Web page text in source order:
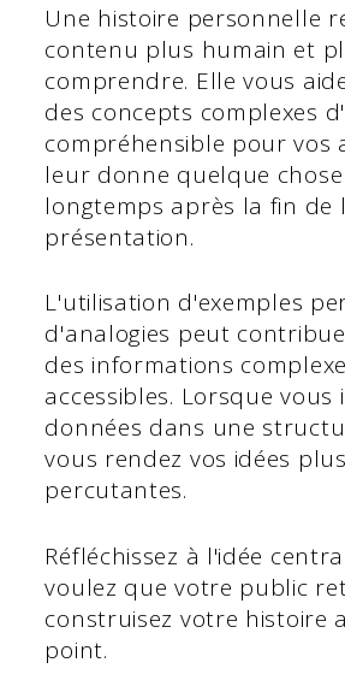
Une histoire personnelle
contenu plus humain et
comprendre. Elle vous
des concepts complexes
compréhensible pour vos
leur donne quelque
longtemps après la fin de
présentation.
L'utilisation d'exemples
d'analogies peut
des informations
accessibles. Lorsque vous
données dans une
vous rendez vos idées plus
percutantes.
Réfléchissez à l'idée
voulez que votre public
construisez votre histoire
point.